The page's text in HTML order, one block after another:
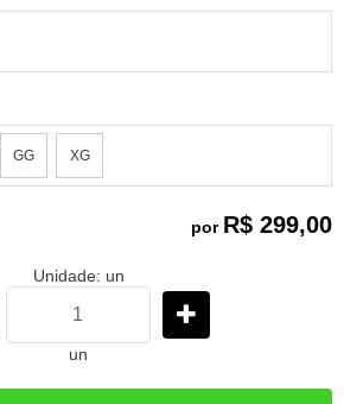
GG XG
por R$ 299,00
Unidade: un
un